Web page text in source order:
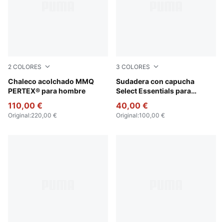
2 COLORES
Chaleco acolchado MMQ
PERTEX® para hombre
Cool Blue
110,00 €
Original:220,00 €
3 COLORES
Sudadera con capucha
Select Essentials para
Light Gray Heather
40,00 €
Original:100,00 €